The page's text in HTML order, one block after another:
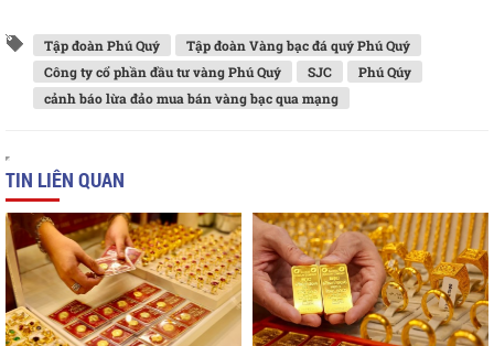
Tập đoàn Phú Quý
Tập đoàn Vàng bạc đá quý Phú Quý
Công ty cổ phần đầu tư vàng Phú Quý
SJC
Phú Qúy
cảnh báo lừa đảo mua bán vàng bạc qua mạng
TIN LIÊN QUAN